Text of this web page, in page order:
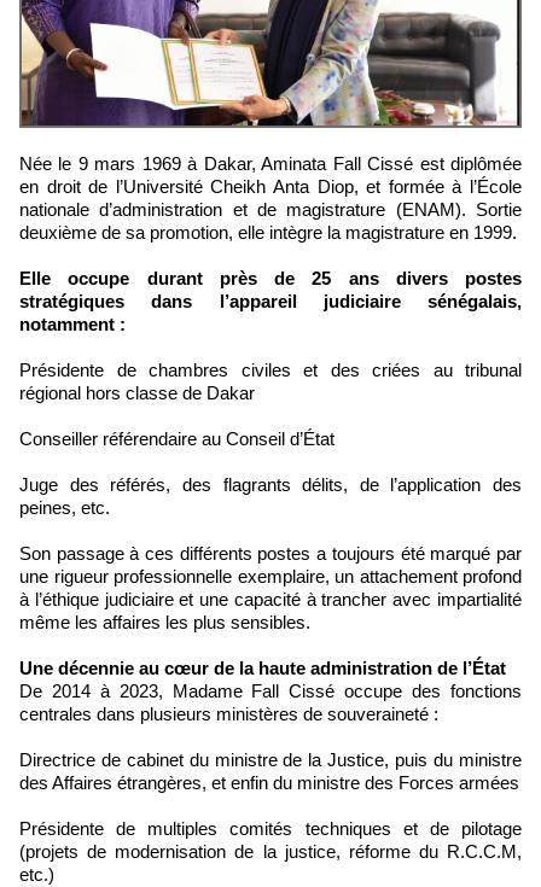
Née le 9 mars 1969 à Dakar, Aminata Fall Cissé est diplômée
en droit de l’Université Cheikh Anta Diop, et formée à l’École
nationale d’administration et de magistrature (ENAM). Sortie
deuxième de sa promotion, elle intègre la magistrature en 1999.
Elle occupe durant près de 25 ans divers postes
stratégiques dans l’appareil judiciaire sénégalais,
notamment :
Présidente de chambres civiles et des criées au tribunal
régional hors classe de Dakar
Conseiller référendaire au Conseil d’État
Juge des référés, des flagrants délits, de l’application des
peines, etc.
Son passage à ces différents postes a toujours été marqué par
une rigueur professionnelle exemplaire, un attachement profond
à l’éthique judiciaire et une capacité à trancher avec impartialité
même les affaires les plus sensibles.
Une décennie au cœur de la haute administration de l’État
De 2014 à 2023, Madame Fall Cissé occupe des fonctions
centrales dans plusieurs ministères de souveraineté :
Directrice de cabinet du ministre de la Justice, puis du ministre
des Affaires étrangères, et enfin du ministre des Forces armées
Présidente de multiples comités techniques et de pilotage
(projets de modernisation de la justice, réforme du R.C.C.M,
etc.)